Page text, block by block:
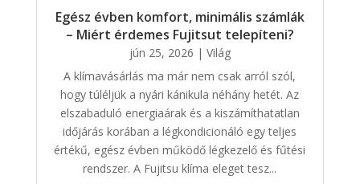
Egész évben komfort, minimális számlák
– Miért érdemes Fujitsut telepíteni?
jún 25, 2026 | Világ
A klímavásárlás ma már nem csak arról szól,
hogy túléljük a nyári kánikula néhány hetét. Az
elszabaduló energiaárak és a kiszámíthatatlan
időjárás korában a légkondicionáló egy teljes
értékű, egész évben működő légkezelő és fűtési
rendszer. A Fujitsu klíma eleget tesz...